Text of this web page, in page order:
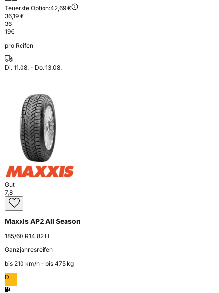
Teuerste Option:42,69 €
36,19 €
36
19€
pro Reifen
Di. 11.08. - Do. 13.08.
Gut
7,8
Maxxis AP2 All Season
185/60 R14 82 H
Ganzjahresreifen
bis 210 km⁠/⁠h - bis 475 kg
D